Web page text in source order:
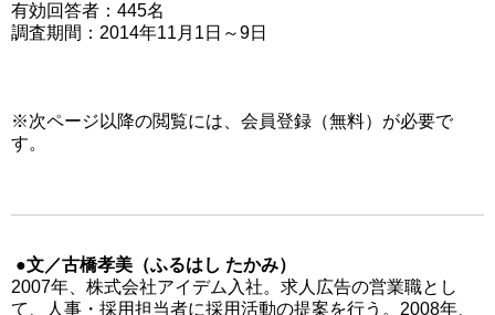
有効回答者：445名
調査期間：2014年11月1日～9日
※次ページ以降の閲覧には、会員登録（無料）が必要で
す。
●文／古橋孝美（ふるはし たかみ）
2007年、株式会社アイデム入社。求人広告の営業職とし
て、人事・採用担当者に採用活動の提案を行う。2008年、